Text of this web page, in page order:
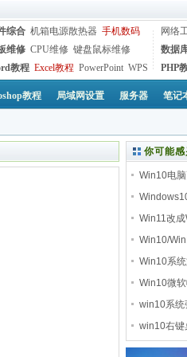
综合 机箱电源散热器 手机数码
维修 CPU维修 键盘鼠标维修
教程 Excel教程 PowerPoint WPS
网络
数据
PHP
教程 局域网设置 服务器 笔记
你可能
Win10电
Win11改
Win10/
Win10系
Win10微
win10系
win10右